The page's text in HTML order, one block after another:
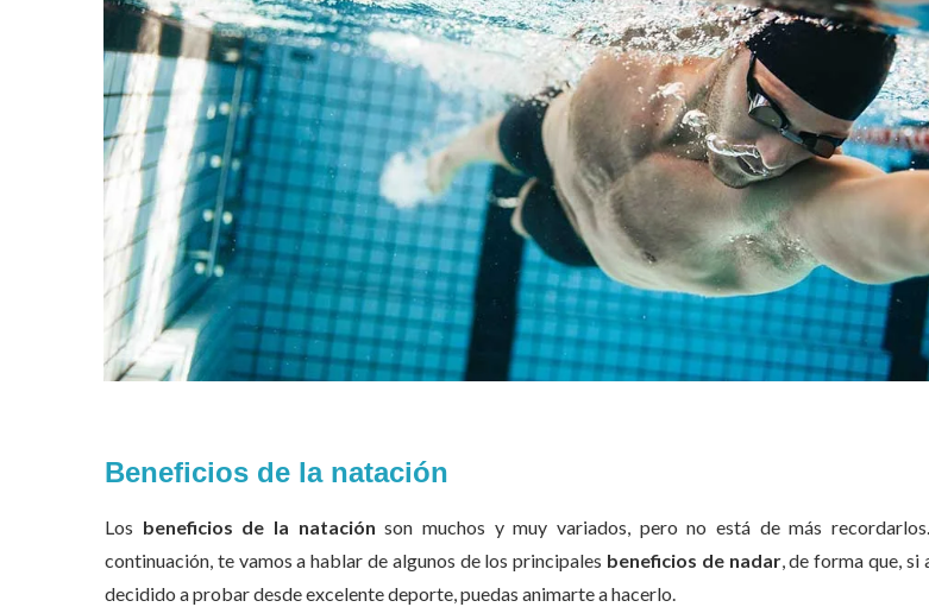
Beneficios de la natación
Los beneficios de la natación son muchos y muy variados, pero no está de más
continuación, te vamos a hablar de algunos de los principales beneficios de nadar, de forma que, si
decidido a probar desde excelente deporte, puedas animarte a hacerlo.